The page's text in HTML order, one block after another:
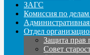
ЗАГС
Комиссия по
Отдел
Защита прав
Совет